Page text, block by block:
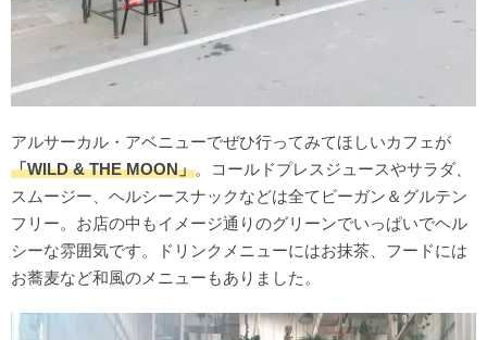
アルサーカル・アベニューでぜひ行ってみてほしいカフェが
「WILD & THE MOON」。コールドプレスジュースやサラダ、
スムージー、ヘルシースナックなどは全てビーガン＆グルテン
フリー。お店の中もイメージ通りのグリーンでいっぱいでヘル
シーな雰囲気です。ドリンクメニューにはお抹茶、フードには
お蕎麦など和風のメニューもありました。